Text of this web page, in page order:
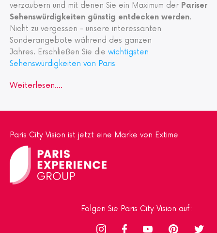
verzaubern und mit denen Sie ein Maximum der Pariser
Sehenswürdigkeiten günstig entdecken werden.
Nicht zu vergessen - unsere interessanten
Sonderangebote während des ganzen
Jahres. Erschließen Sie die wichtigsten
Sehenswürdigkeiten von Paris
Weiterlesen....
Paris City Vision ist jetzt eine Marke von Extime
Folgen Sie Paris City Vision auf: